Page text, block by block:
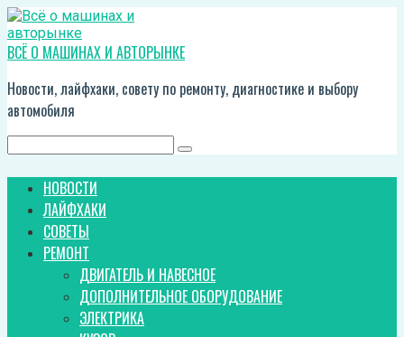
Перейти
к
контенту
ВСЁ О МАШИНАХ И АВТОРЫНКЕ
Новости, лайфхаки, совету по ремонту, диагностике и выбору
автомобиля
НОВОСТИ
ЛАЙФХАКИ
СОВЕТЫ
РЕМОНТ
ДВИГАТЕЛЬ И НАВЕСНОЕ
ДОПОЛНИТЕЛЬНОЕ ОБОРУДОВАНИЕ
ЭЛЕКТРИКА